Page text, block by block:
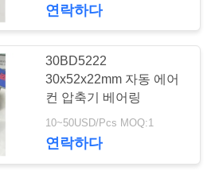
어컨 베어
18
연락하다
30BD5222
30x52x22mm 자동 에어
컨 압축기 베어링
10~50USD/Pcs MOQ:1
연락하다